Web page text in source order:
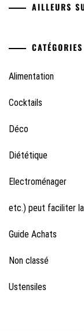
AILLEURS
CATÉGORIES
Alimentation
Cocktails
Déco
Diététique
Electroménager
etc.) peut faciliter
Guide Achats
Non classé
Ustensiles